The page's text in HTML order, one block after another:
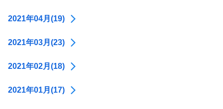
2021年04月(19)
2021年03月(23)
2021年02月(18)
2021年01月(17)